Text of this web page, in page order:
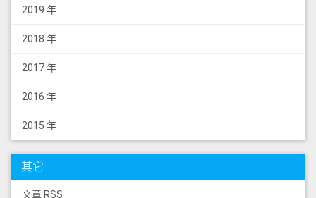
2019 年
2018 年
2017 年
2016 年
2015 年
其它
文章 RSS